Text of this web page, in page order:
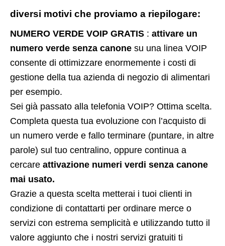
diversi motivi che proviamo a riepilogare:
NUMERO VERDE VOIP GRATIS : attivare un
numero verde senza canone su una linea VOIP
consente di ottimizzare enormemente i costi di
gestione della tua azienda di negozio di alimentari
per esempio.
Sei già passato alla telefonia VOIP? Ottima scelta.
Completa questa tua evoluzione con l’acquisto di
un numero verde e fallo terminare (puntare, in altre
parole) sul tuo centralino, oppure continua a
cercare attivazione numeri verdi senza canone
mai usato.
Grazie a questa scelta metterai i tuoi clienti in
condizione di contattarti per ordinare merce o
servizi con estrema semplicità e utilizzando tutto il
valore aggiunto che i nostri servizi gratuiti ti